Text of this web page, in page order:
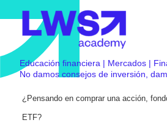
Educación financiera | Mercados |
No damos consejos de inversión,
¿Pensando en comprar una acción,
ETF?